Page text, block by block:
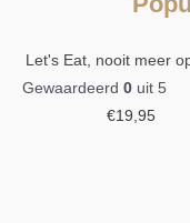
Let's Eat, nooit meer
Gewaardeerd 0 uit 5
€19,95